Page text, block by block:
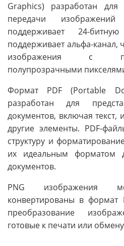
Graphics) разработан
передачи
поддерживает 24-
поддерживает альфа-канал,
изображения с
полупрозрачными
Формат PDF (Portable
разработан для
документов, включая текст,
другие элементы. PDF-
структуру и
их идеальным форматом
документов.
PNG изображения
конвертированы в формат
преобразование
готовые к печати или